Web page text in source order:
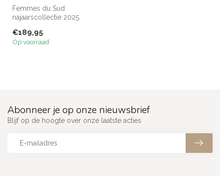
Femmes du Sud
najaarscollectie 2025
€189,95
Op voorraad
Abonneer je op onze nieuwsbrief
Blijf op de hoogte over onze laatste acties